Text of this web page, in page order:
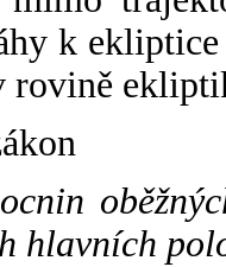
k
rovině
hlavních